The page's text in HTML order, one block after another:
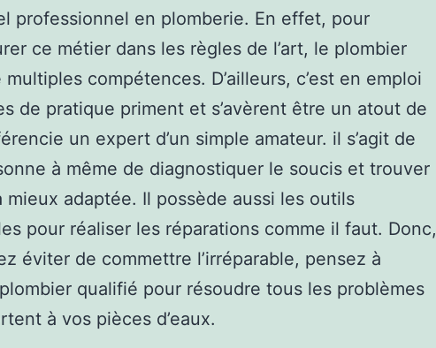
professionnel en plomberie. En effet, pour
ce métier dans les règles de l’art, le plombier
compétences. D’ailleurs, c’est en emploi
de pratique priment et s’avèrent être un atout de
un expert d’un simple amateur. il s’agit de
à même de diagnostiquer le soucis et trouver
mieux adaptée. Il possède aussi les outils
pour réaliser les réparations comme il faut. Donc,
éviter de commettre l’irréparable, pensez à
qualifié pour résoudre tous les problèmes
à vos pièces d’eaux.